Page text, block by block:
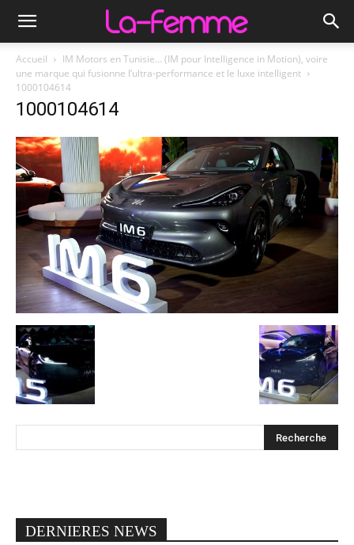
Accueil
IM Motors en Tunisie… (IM pour Intelligence in Motion), voire
une marque qui fusionne l’ultra-performance et le luxe intelligent
1000104614
1000104614
DERNIERES NEWS